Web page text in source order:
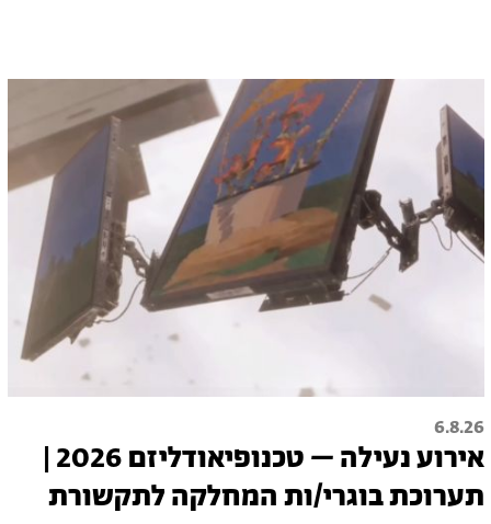
6.8.26
אירוע נעילה – טכנופיאודליזם 2026 |
תערוכת בוגרי/ות המחלקה לתקשורת